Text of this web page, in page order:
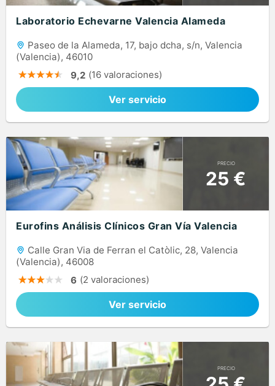
Laboratorio Echevarne Valencia Alameda
Paseo de la Alameda, 17, bajo dcha, s/n, Valencia
(Valencia), 46010
9,2 (16 valoraciones)
Ver servicio
PRECIO
25 €
Eurofins Análisis Clínicos Gran Vía Valencia
Calle Gran Via de Ferran el Catòlic, 28, Valencia
(Valencia), 46008
6 (2 valoraciones)
Ver servicio
PRECIO